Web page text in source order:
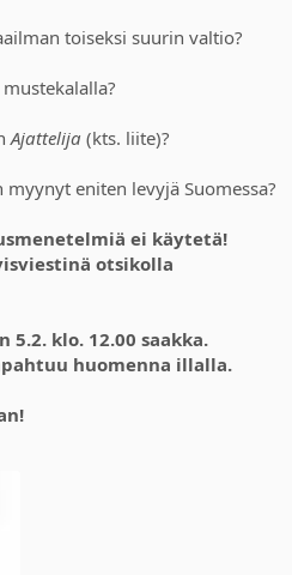
toiseksi suurin valtio?
Ajattelija (kts. liite)?
eniten levyjä Suomessa?
ei käytetä!
otsikolla
klo. 12.00 saakka.
huomenna illalla.